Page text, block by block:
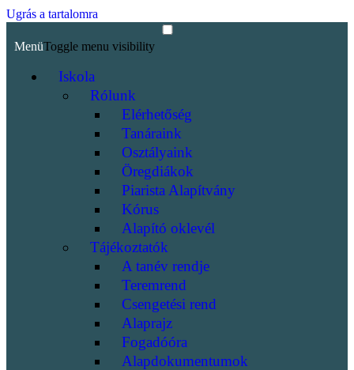
Ugrás a tartalomra
MenüToggle menu visibility
Iskola
Rólunk
Elérhetőség
Tanáraink
Osztályaink
Öregdiákok
Piarista Alapítvány
Kórus
Alapító oklevél
Tájékoztatók
A tanév rendje
Teremrend
Csengetési rend
Alaprajz
Fogadóóra
Alapdokumentumok